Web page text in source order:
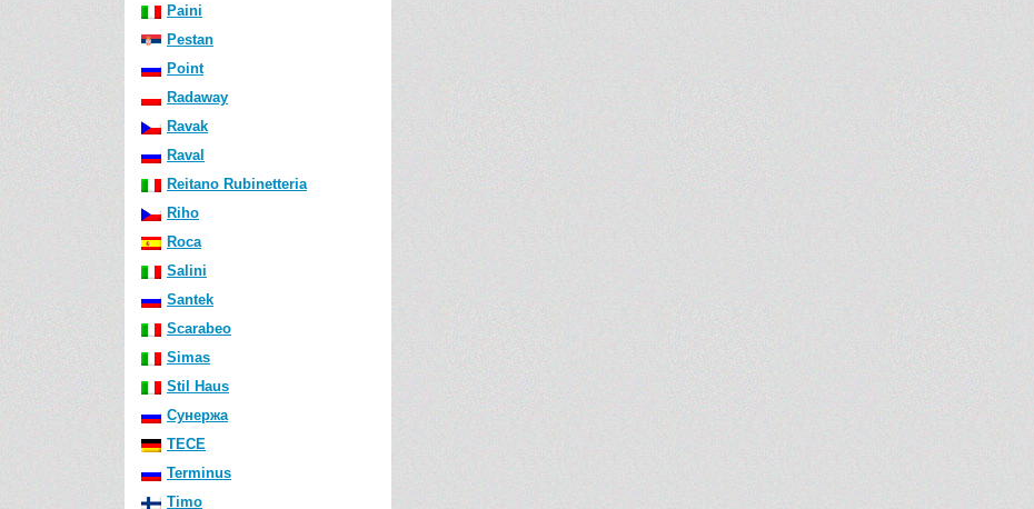
Paini
Pestan
Point
Radaway
Ravak
Raval
Reitano Rubinetteria
Riho
Roca
Salini
Santek
Scarabeo
Simas
Stil Haus
Сунержа
TECE
Terminus
Timo